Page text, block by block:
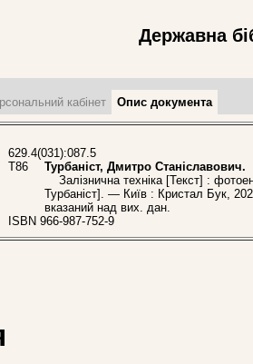
Державна
кабінет Опис документа
629.4(031):087.5
Т86
Турбаніст, Дмитро Станіславович.
Залізнична техніка [Текст] :
Турбаніст]. — Київ : Кристал Бук,
вказаний над вих. дан.
ISBN 966-987-752-9